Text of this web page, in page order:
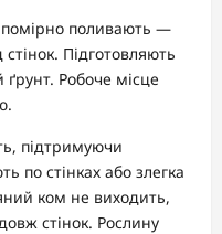
поливають —
Підготовляють
Робоче місце
підтримуючи
по стінках або злегка
ком не виходить,
стінок. Рослину